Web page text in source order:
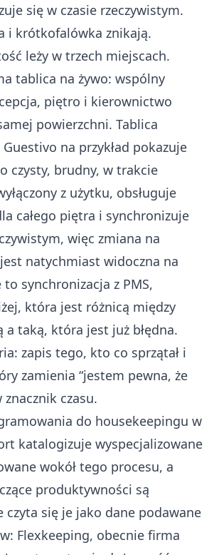
się w czasie rzeczywistym.
i krótkofalówka znikają.
leży w trzech miejscach.
tablica na żywo: wspólny
piętro i kierownictwo
powierzchni. Tablica
na przykład pokazuje
czysty, brudny, w trakcie
z użytku, obsługuje
całego piętra i synchronizuje
więc zmiana na
natychmiast widoczna na
synchronizacja z PMS,
która jest różnicą między
taką, która jest już błędna.
zapis tego, kto co sprzątał i
zamienia “jestem pewna, że
znacznik czasu.
do housekeepingu w
katalogizuje wyspecjalizowane
wokół tego procesu, a
produktywności są
czyta się je jako dane podawane
Flexkeeping, obecnie firma